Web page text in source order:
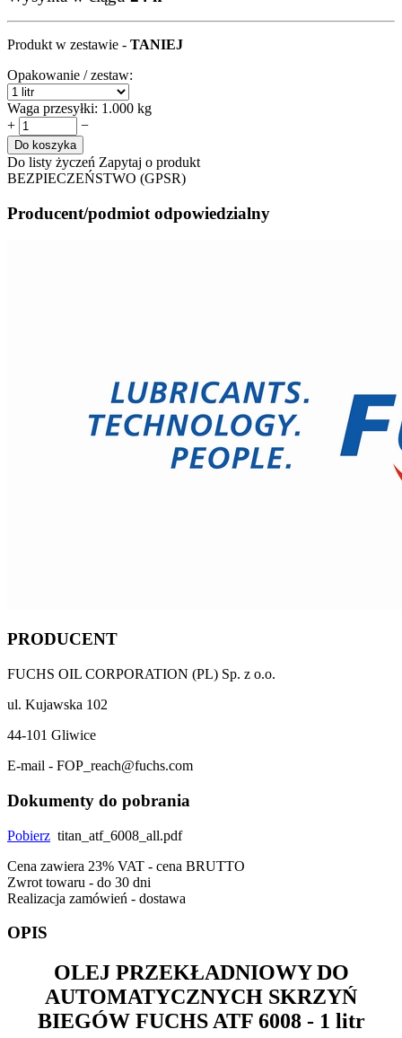
Produkt w zestawie - TANIEJ
Opakowanie / zestaw:
Waga przesyłki: 1.000 kg
+
−
Do koszyka
Do listy życzeń Zapytaj o produkt
BEZPIECZEŃSTWO (GPSR)
Producent/podmiot odpowiedzialny
PRODUCENT
FUCHS OIL CORPORATION (PL) Sp. z o.o.
ul. Kujawska 102
44-101 Gliwice
E-mail - FOP_reach@fuchs.com
Dokumenty do pobrania
Pobierz titan_atf_6008_all.pdf
Cena zawiera 23% VAT - cena BRUTTO
Zwrot towaru - do 30 dni
Realizacja zamówień - dostawa
OPIS
OLEJ PRZEKŁADNIOWY DO
AUTOMATYCZNYCH SKRZYŃ
BIEGÓW FUCHS ATF 6008- 1 litr